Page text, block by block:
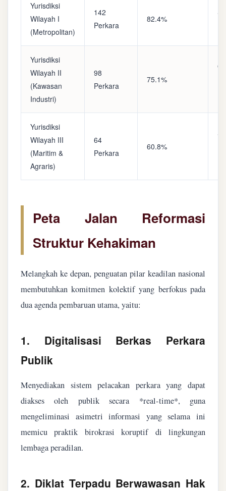
Yurisdiksi
Wilayah I
(Metropolitan)
142
Perkara
82.4%
Yurisdiksi
Wilayah II
(Kawasan
Industri)
98
Perkara
75.1%
Yurisdiksi
Wilayah III
(Maritim &
Agraris)
64
Perkara
60.8%
Peta Jalan Reformasi
Struktur Kehakiman
Melangkah ke depan, penguatan pilar keadilan nasional
membutuhkan komitmen kolektif yang berfokus pada
dua agenda pembaruan utama, yaitu:
1. Digitalisasi Berkas Perkara
Publik
Menyediakan sistem pelacakan perkara yang dapat
diakses oleh publik secara *real-time*, guna
mengeliminasi asimetri informasi yang selama ini
memicu praktik birokrasi koruptif di lingkungan
lembaga peradilan.
2. Diklat Terpadu Berwawasan Hak